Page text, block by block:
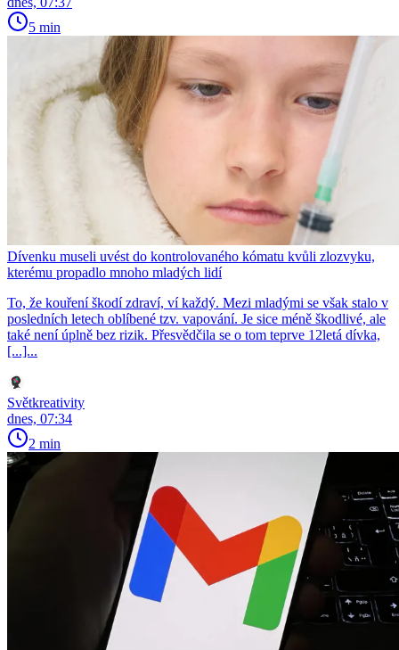
5 min
Dívenku museli uvést do kontrolovaného kómatu kvůli zlozvyku,
kterému propadlo mnoho mladých lidí
To, že kouření škodí zdraví, ví každý. Mezi mladými se však stalo v
posledních letech oblíbené tzv. vapování. Je sice méně škodlivé, ale
také není úplně bez rizik. Přesvědčila se o tom teprve 12letá dívka,
[...]...
Světkreativity
dnes, 07:34
2 min